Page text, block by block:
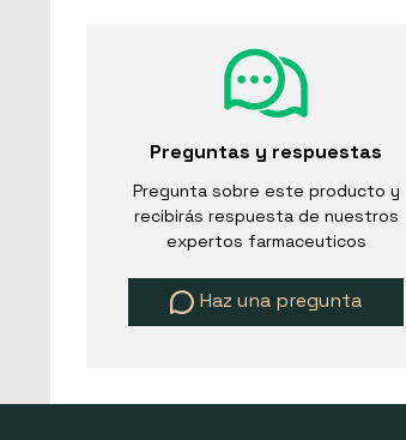
Preguntas y respuestas
Pregunta sobre este producto y
recibirás respuesta de nuestros
expertos farmaceuticos
Haz una pregunta